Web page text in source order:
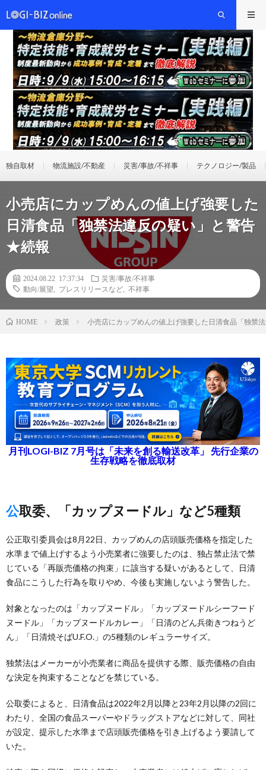
独自取材 物流施設/不動産 災害/事故/不祥事 テクノロジー/製品
小売店にカップめんの値上げ強要した
日清食品「独禁法違反の疑い」と警告
★続報
2024.08.22 17:37:34
災害/事故/不祥事
動向/展望
プレスリリースなど 不祥事
HOME 政策 小売店にカップめんの値上げ強要した日清食品「独禁
月刊LOGI-BIZ 7月号は「未来を創る輸送改革」 先行企業の
生存戦略を徹底取材
公取委、「カップヌードル」など5種類
公正取引委員会は8月22日、カップめんの店頭販売価格を指定した
水準まで値上げするよう小売業者に強要したのは、独占禁止法で禁
じている「再販売価格の拘束」に該当する疑いがあるとして、日清
食品にこうした行為を取りやめ、今後も実施しないよう警告した。
対象となったのは「カップヌードル」「カップヌードルシーフード
ヌードル」「カップヌードルカレー」「日清のどん兵衛きつねうど
ん」「日清焼そばU.F.O.」の5種類のレギュラーサイズ。
独禁法はメーカーが小売業者に商品を提供する際、販売価格の自由
な決定を拘束することなどを禁じている。
公取委によると、日清食品は2022年2月以降と23年2月以降の2回に
わたり、全国の食品スーパーやドラッグストアなどに対して、同社
が設定、提示した水準まで店頭販売価格を引き上げるよう要請して
いた。